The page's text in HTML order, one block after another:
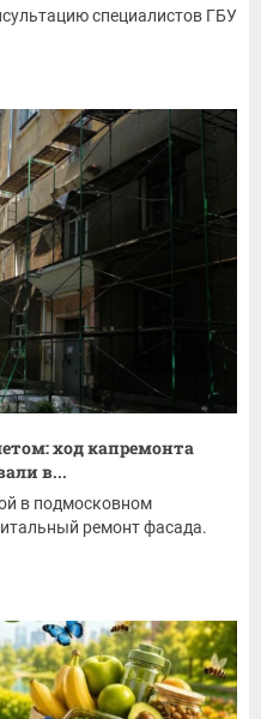
специалистов ГБУ
ход капремонта
в...
в подмосковном
ремонт фасада.